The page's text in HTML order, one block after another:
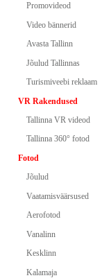
Promovideod
Video bännerid
Avasta Tallinn
Jõulud Tallinnas
Turismiveebi reklaam
VR Rakendused
Tallinna VR videod
Tallinna 360° fotod
Fotod
Jõulud
Vaatamisväärsused
Aerofotod
Vanalinn
Kesklinn
Kalamaja